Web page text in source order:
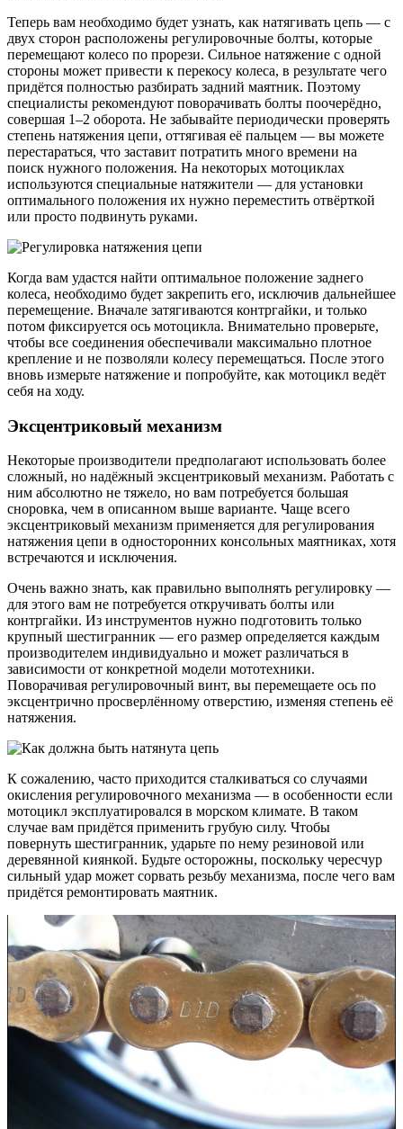
Теперь вам необходимо будет узнать, как натягивать цепь — с
двух сторон расположены регулировочные болты, которые
перемещают колесо по прорези. Сильное натяжение с одной
стороны может привести к перекосу колеса, в результате чего
придётся полностью разбирать задний маятник. Поэтому
специалисты рекомендуют поворачивать болты поочерёдно,
совершая 1–2 оборота. Не забывайте периодически проверять
степень натяжения цепи, оттягивая её пальцем — вы можете
перестараться, что заставит потратить много времени на
поиск нужного положения. На некоторых мотоциклах
используются специальные натяжители — для установки
оптимального положения их нужно переместить отвёрткой
или просто подвинуть руками.
Когда вам удастся найти оптимальное положение заднего
колеса, необходимо будет закрепить его, исключив дальнейшее
перемещение. Вначале затягиваются контргайки, и только
потом фиксируется ось мотоцикла. Внимательно проверьте,
чтобы все соединения обеспечивали максимально плотное
крепление и не позволяли колесу перемещаться. После этого
вновь измерьте натяжение и попробуйте, как мотоцикл ведёт
себя на ходу.
Эксцентриковый механизм
Некоторые производители предполагают использовать более
сложный, но надёжный эксцентриковый механизм. Работать с
ним абсолютно не тяжело, но вам потребуется большая
сноровка, чем в описанном выше варианте. Чаще всего
эксцентриковый механизм применяется для регулирования
натяжения цепи в односторонних консольных маятниках, хотя
встречаются и исключения.
Очень важно знать, как правильно выполнять регулировку —
для этого вам не потребуется откручивать болты или
контргайки. Из инструментов нужно подготовить только
крупный шестигранник — его размер определяется каждым
производителем индивидуально и может различаться в
зависимости от конкретной модели мототехники.
Поворачивая регулировочный винт, вы перемещаете ось по
эксцентрично просверлённому отверстию, изменяя степень её
натяжения.
К сожалению, часто приходится сталкиваться со случаями
окисления регулировочного механизма — в особенности если
мотоцикл эксплуатировался в морском климате. В таком
случае вам придётся применить грубую силу. Чтобы
повернуть шестигранник, ударьте по нему резиновой или
деревянной киянкой. Будьте осторожны, поскольку чересчур
сильный удар может сорвать резьбу механизма, после чего вам
придётся ремонтировать маятник.